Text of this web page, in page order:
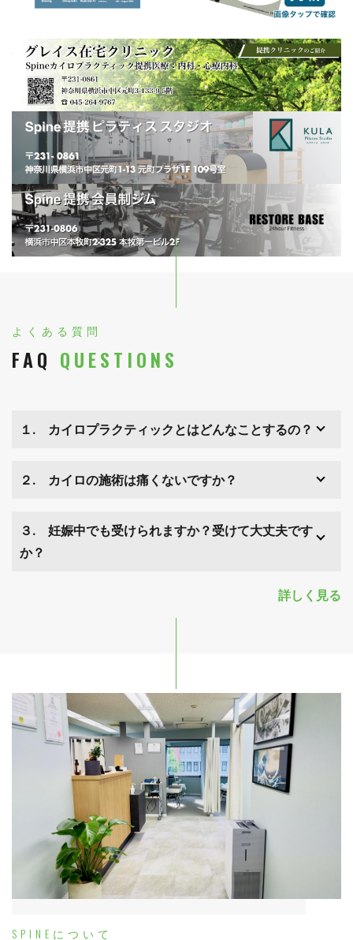
よくある質問
FAQ QUESTIONS
１. カイロプラクティックとはどんなことするの？
２. カイロの施術は痛くないですか？
３. 妊娠中でも受けられますか？受けて大丈夫です
か？
詳しく見る
SPINEについて